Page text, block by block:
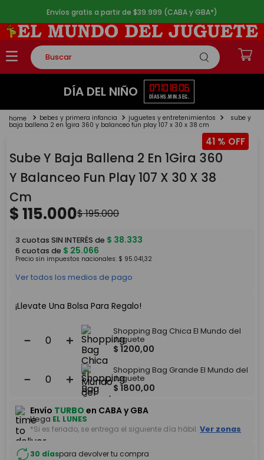
Envíos gratis a partir de $39.999 (CABA y GBA*)
Buscar
TÉRMINOS MÁS BUSCADOS
2.
lego
4.
monopatin
5
toy story
DÍA DEL NIÑO 07
DÍAS
10
HS.
18
MIN.
06
SEG.
bebes y primera infancia juguetes y entretenimientos sube y
baja ballena 2 en 1gira 360 y balanceo fun play 107 x 30 x 38 cm
41 %
Sube Y Baja Ballena 2 En 1Gira 360
Y Balanceo Fun Play 107 X 30 X 38
Cm
$115.000$195.000
3 cuotas SIN INTERÉS de $ 38.333
6 cuotas de $ 25.066
Precio sin impuestos nacionales: $ 95.041,32
Ver todos los medios de pago
¡Llevate Una Bolsa Para Regalo!
＋
－
Shopping Bag Chica El Mundo del
Juguete
$ 1200,00
＋
－
Shopping Bag Grande El Mundo del
Juguete
$ 1800,00
Envío TURBO en CABA y GBA
Llega EL LUNES
*Si es feriado, se entrega el siguiente día hábil. Ver zonas
30 díaspara devolver tu compra